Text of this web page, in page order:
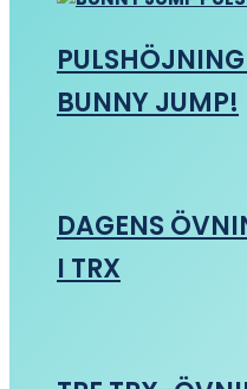
BUNNY JUMP!
DAGENS
I TRX